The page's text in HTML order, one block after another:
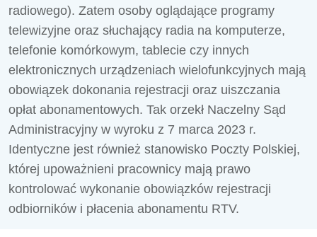
radiowego). Zatem osoby oglądające programy
telewizyjne oraz słuchający radia na komputerze,
telefonie komórkowym, tablecie czy innych
elektronicznych urządzeniach wielofunkcyjnych mają
obowiązek dokonania rejestracji oraz uiszczania
opłat abonamentowych. Tak orzekł Naczelny Sąd
Administracyjny w wyroku z 7 marca 2023 r.
Identyczne jest również stanowisko Poczty Polskiej,
której upoważnieni pracownicy mają prawo
kontrolować wykonanie obowiązków rejestracji
odbiorników i płacenia abonamentu RTV.